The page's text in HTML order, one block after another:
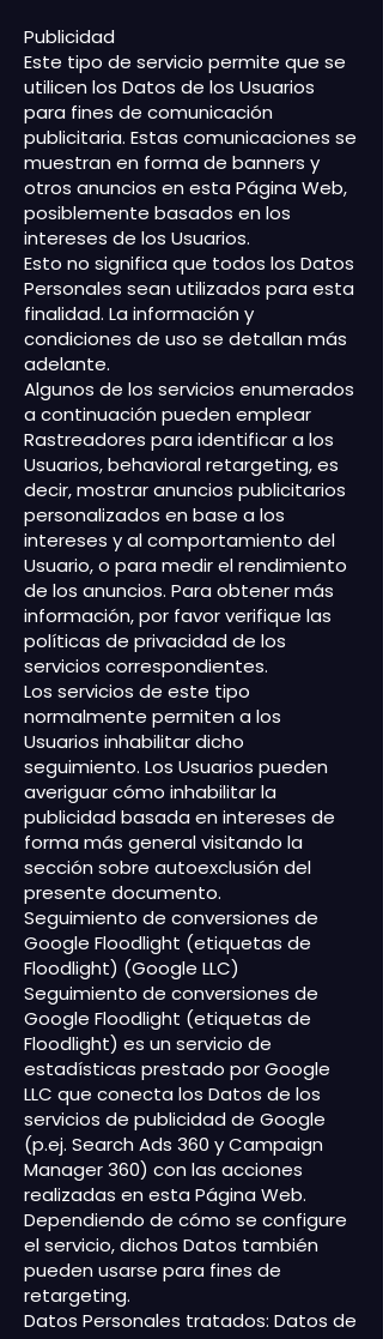
Publicidad
Este tipo de servicio permite que se
utilicen los Datos de los Usuarios
para fines de comunicación
publicitaria. Estas comunicaciones se
muestran en forma de banners y
otros anuncios en esta Página Web,
posiblemente basados en los
intereses de los Usuarios.
Esto no significa que todos los Datos
Personales sean utilizados para esta
finalidad. La información y
condiciones de uso se detallan más
adelante.
Algunos de los servicios enumerados
a continuación pueden emplear
Rastreadores para identificar a los
Usuarios, behavioral retargeting, es
decir, mostrar anuncios publicitarios
personalizados en base a los
intereses y al comportamiento del
Usuario, o para medir el rendimiento
de los anuncios. Para obtener más
información, por favor verifique las
políticas de privacidad de los
servicios correspondientes.
Los servicios de este tipo
normalmente permiten a los
Usuarios inhabilitar dicho
seguimiento. Los Usuarios pueden
averiguar cómo inhabilitar la
publicidad basada en intereses de
forma más general visitando la
sección sobre autoexclusión del
presente documento.
Seguimiento de conversiones de
Google Floodlight (etiquetas de
Floodlight) (Google LLC)
Seguimiento de conversiones de
Google Floodlight (etiquetas de
Floodlight) es un servicio de
estadísticas prestado por Google
LLC que conecta los Datos de los
servicios de publicidad de Google
(p.ej. Search Ads 360 y Campaign
Manager 360) con las acciones
realizadas en esta Página Web.
Dependiendo de cómo se configure
el servicio, dichos Datos también
pueden usarse para fines de
retargeting.
Datos Personales tratados: Datos de